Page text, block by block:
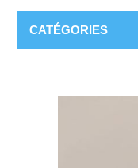
CATÉGORIES